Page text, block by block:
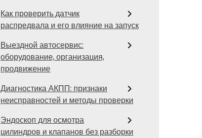
Как проверить датчик
распредвала и его влияние на запуск
Выездной автосервис:
оборудование, организация,
продвижение
Диагностика АКПП: признаки
неисправностей и методы проверки
Эндоскоп для осмотра
цилиндров и клапанов без разборки